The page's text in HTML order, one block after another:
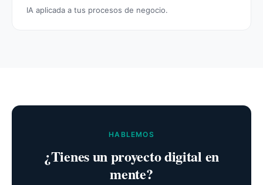
IA aplicada a tus procesos de negocio.
HABLEMOS
¿Tienes un proyecto digital en
mente?